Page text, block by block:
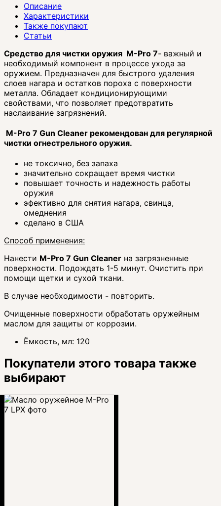
Описание
Характеристики
Также покупают
Статьи
Средство для чистки оружия M-Pro 7- важный и
необходимый компонент в процессе ухода за
оружием. Предназначен для быстрого удаления
слоев нагара и остатков пороха с поверхности
металла. Обладает кондиционирующими
свойствами, что позволяет предотвратить
наслаивание загрязнений.
M-Pro 7 Gun Cleaner рекомендован для регулярной
чистки огнестрельного оружия.
не токсично, без запаха
значительно сокращает время чистки
повышает точность и надежность работы
оружия
эфективно для снятия нагара, свинца,
омеднения
сделано в США
Способ применения:
Нанести M-Pro 7 Gun Cleaner на загрязненные
поверхности. Подождать 1-5 минут. Очистить при
помощи щетки и сухой ткани.
В случае необходимости - повторить.
Очищенные поверхности обработать оружейным
маслом для защиты от коррозии.
Ёмкость, мл: 120
Покупатели этого товара также
выбирают